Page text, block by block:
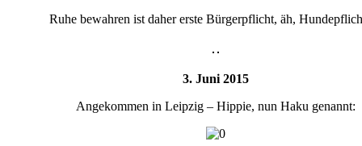
Ruhe bewahren ist daher erste Bürgerpflicht, äh,
3. Juni 2015
Angekommen in Leipzig – Hippie, nun Haku genannt: